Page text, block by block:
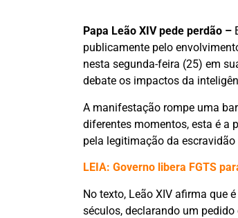
Papa Leão XIV pede perdão –
publicamente pelo
nesta segunda-feira (25) em
debate os impactos da
A manifestação rompe uma
diferentes momentos, esta é a
pela legitimação da
LEIA: Governo libera FGTS
No texto, Leão XIV afirma que
séculos, declarando um